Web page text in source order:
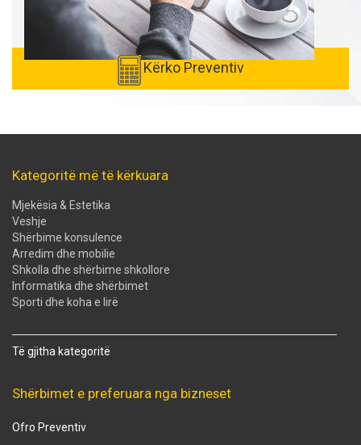
Kërko Preventiv
Kategoritë më të kërkuara
Mjekësia & Estetika
Veshje
Shërbime konsulence
Arredim dhe mobilie
Shkolla dhe shërbime shkollore
Informatika dhe shërbimet
Sporti dhe koha e lirë
Të gjitha kategoritë
Shërbimet e preferuara nga bizneset
Ofro Preventiv